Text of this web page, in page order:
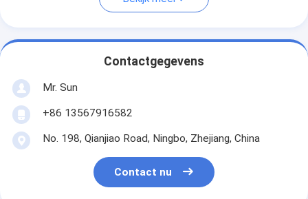
Contactgegevens
Mr. Sun
+86 13567916582
No. 198, Qianjiao Road, Ningbo, Zhejiang, China
Contact nu